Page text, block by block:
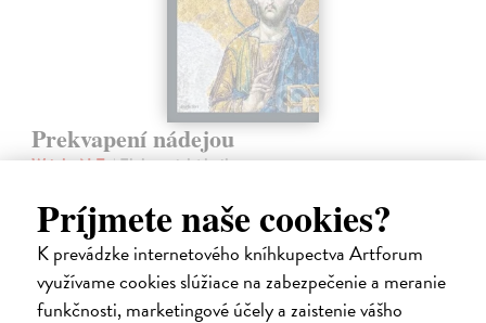
Príjmete naše cookies?
K prevádzke internetového kníhkupectva Artforum
využívame cookies slúžiace na zabezpečenie a meranie
funkčnosti, marketingové účely a zaistenie vášho
Prekvapení nádejou
Wright N.T.| Elektronická kniha
túto konečnú a pevnú nádej za vágne a hmlisté predstavy o
„posmrtnom“ živote. Ty?m sa však z nášho života stráca nielen
konečná nádej…
Na stiahnutie akoEPUB,MOBIaPDF